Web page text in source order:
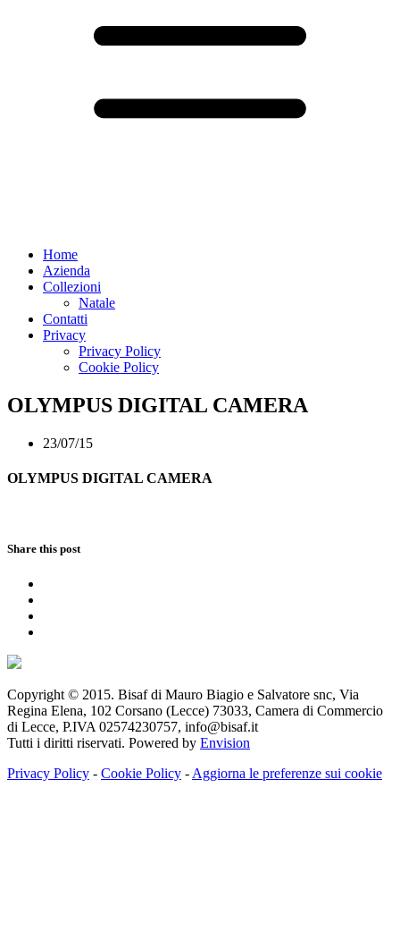
Home
Azienda
Collezioni
Natale
Contatti
Privacy
Privacy Policy
Cookie Policy
OLYMPUS DIGITAL CAMERA
23/07/15
OLYMPUS DIGITAL CAMERA
Share this post
Copyright © 2015. Bisaf di Mauro Biagio e Salvatore snc, Via
Regina Elena, 102 Corsano (Lecce) 73033, Camera di Commercio
di Lecce, P.IVA 02574230757, info@bisaf.it
Tutti i diritti riservati. Powered by Envision
Privacy Policy - Cookie Policy - Aggiorna le preferenze sui cookie